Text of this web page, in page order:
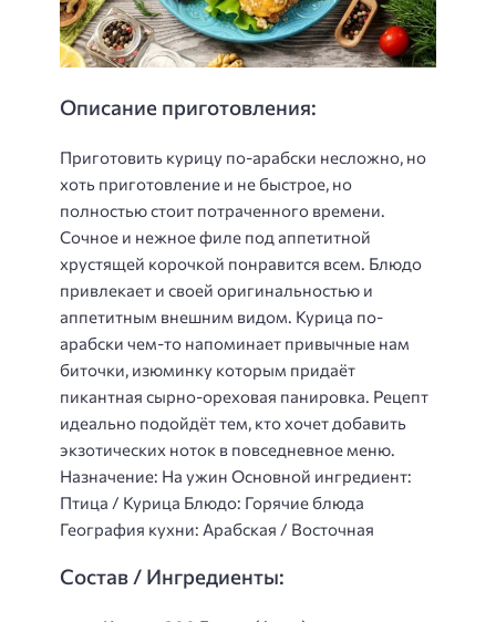
Описание приготовления:
Приготовить курицу по-арабски несложно, но
хоть приготовление и не быстрое, но
полностью стоит потраченного времени.
Сочное и нежное филе под аппетитной
хрустящей корочкой понравится всем. Блюдо
привлекает и своей оригинальностью и
аппетитным внешним видом. Курица по-
арабски чем-то напоминает привычные нам
биточки, изюминку которым придаёт
пикантная сырно-ореховая панировка. Рецепт
идеально подойдёт тем, кто хочет добавить
экзотических ноток в повседневное меню.
Назначение: На ужин Основной ингредиент:
Птица / Курица Блюдо: Горячие блюда
География кухни: Арабская / Восточная
Состав / Ингредиенты: